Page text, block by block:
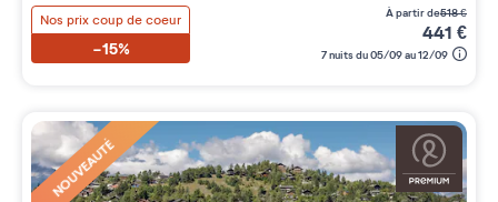
Nos prix coup de coeur
-15%
à partir de518€
441 €
7 nuits du 05/09 au 12/09
NOUVEAUTÉ